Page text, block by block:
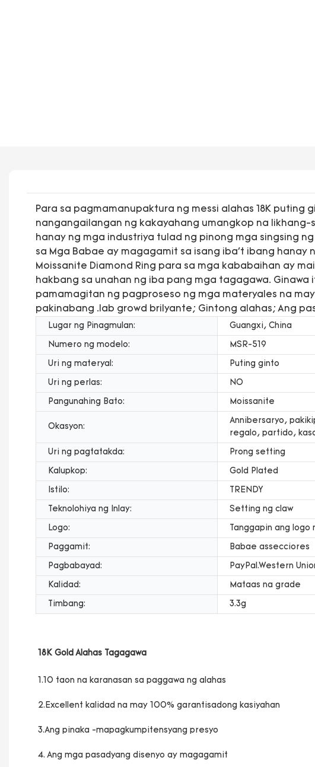
Para sa pagmamanupaktura ng messi alahas 18K
nangangailangan ng kakayahang umangkop na
hanay ng mga industriya tulad ng pinong mga singsing ng
sa Mga Babae ay magagamit sa isang iba't ibang hanay
Moissanite Diamond Ring para sa mga kababaihan ay
hakbang sa unahan ng iba pang mga tagagawa.
pamamagitan ng pagproseso ng mga materyales na
pakinabang .lab growd brilyante; Gintong alahas; Ang
Lugar ng Pinagmulan: Guangxi, China
Numero ng modelo: MSR-519
Uri ng materyal: Puting ginto
Uri ng perlas: NO
Pangunahing Bato: Moissanite
Okasyon:
Annibersaryo,
regalo, partido,
Uri ng pagtatakda: Prong setting
Kalupkop: Gold Plated
Istilo: TRENDY
Teknolohiya ng Inlay: Setting ng claw
Logo: Tanggapin ang
Paggamit: Babae assecciores
Pagbabayad: PayPal.Western
Kalidad: Mataas na grade
Timbang: 3.3g